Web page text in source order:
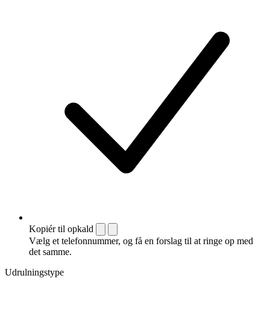
Kopiér til opkald
Vælg et telefonnummer, og få en forslag til at ringe op med
det samme.
Udrulningstype